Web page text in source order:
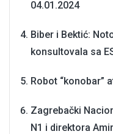
04.01.2024
Biber i Bektić:
konsultovala sa
Robot “konobar”
Zagrebački
N1 i direktora